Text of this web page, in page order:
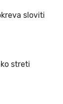
sloviti
streti